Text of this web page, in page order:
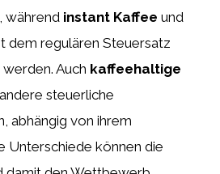
, während instant Kaffee und
dem regulären Steuersatz
Auch kaffeehaltige
steuerliche
abhängig von ihrem
Unterschiede können die